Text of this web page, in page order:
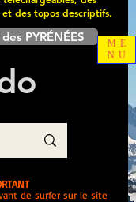
des topos descriptifs.
PYRÉNÉES
de surfer sur le site
ME
NU